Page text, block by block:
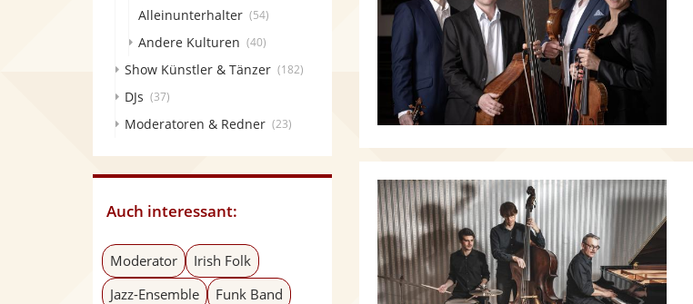
Alleinunterhalter (54)
Andere Kulturen (40)
Show Künstler & Tänzer (182)
DJs (37)
Moderatoren & Redner (23)
Auch interessant:
Moderator
Irish Folk
Jazz-Ensemble
Funk Band